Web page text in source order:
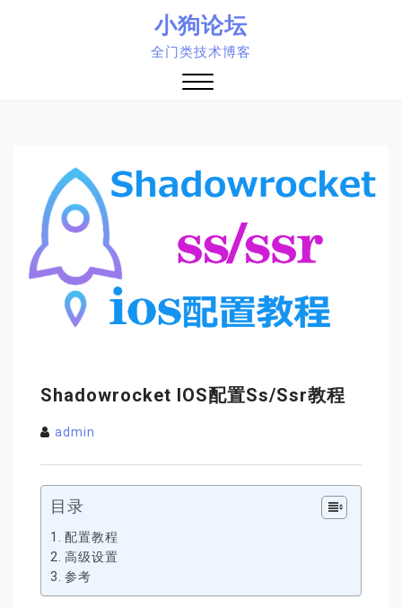
小狗论坛
全门类技术博客
Shadowrocket IOS配置ss/ssr教程
admin
目录
配置教程
高级设置
参考